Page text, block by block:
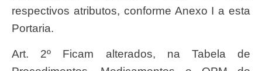
respectivos atributos, conforme Anexo I a esta
Portaria.
Art. 2º Ficam alterados, na Tabela de